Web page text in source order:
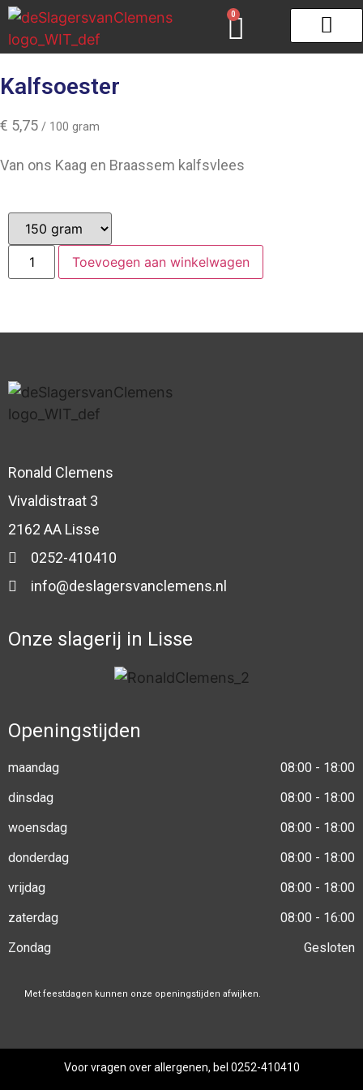
0
Kalfsoester
€ 5,75 / 100 gram
Van ons Kaag en Braassem kalfsvlees
Toevoegen aan winkelwagen
Ronald Clemens
Vivaldistraat 3
2162 AA Lisse
0252-410410
info@deslagersvanclemens.nl
Onze slagerij in Lisse
Openingstijden
maandag
08:00 - 18:00
dinsdag
08:00 - 18:00
woensdag
08:00 - 18:00
donderdag
08:00 - 18:00
vrijdag
08:00 - 18:00
zaterdag
08:00 - 16:00
Zondag
Gesloten
Met feestdagen kunnen onze openingstijden afwijken.
Voor vragen over allergenen, bel 0252-410410